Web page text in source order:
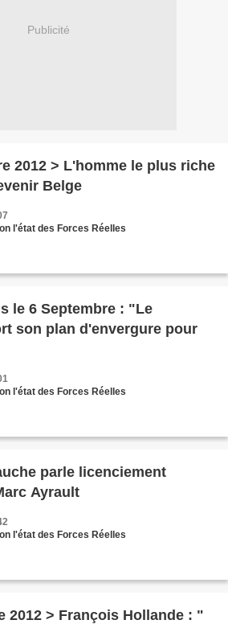
Publicité
2012 > L'homme le plus riche
Belge
l'état des Forces Réelles
le 6 Septembre : "Le
son plan d'envergure pour
l'état des Forces Réelles
parle licenciement
Ayrault
l'état des Forces Réelles
2012 > François Hollande : "